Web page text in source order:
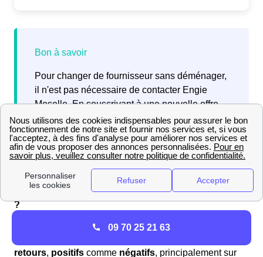
Pour changer de fournisseur sans déménager,
il n'est pas nécessaire de contacter Engie
Moselle. En souscrivant à une nouvelle offre,
votre futur fournisseur se chargera de la
résiliation de votre contrat Engie en cours.
Que penser d'Engie (ex EDF-GDF) à Lorry-Lès-Metz
?
Quels sont les avis sur Engie dans la ville
retours, positifs comme négatifs, principalement sur
09 70 25 21 63